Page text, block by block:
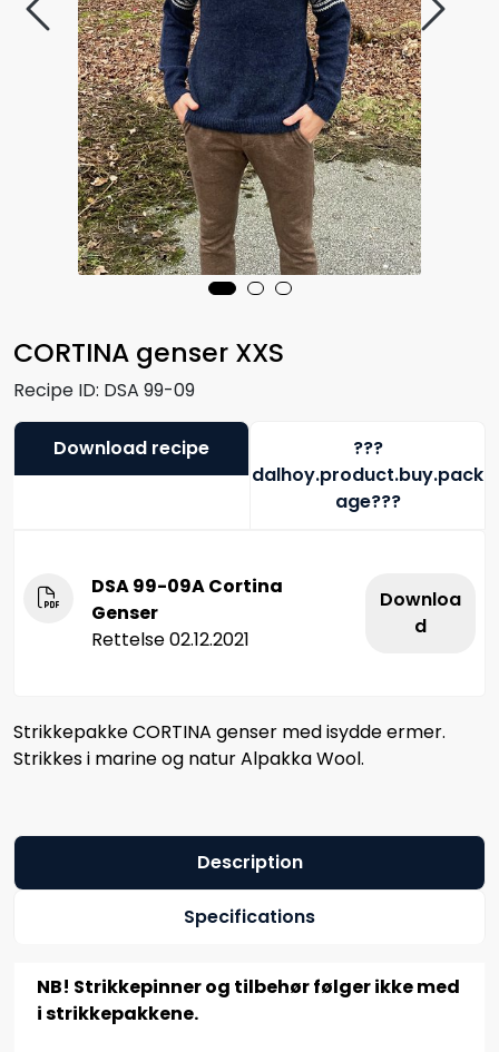
CORTINA genser XXS
Recipe ID: DSA 99-09
Download recipe
???
dalhoy.product.buy.pack
age???
DSA 99-09A Cortina
Genser
Rettelse 02.12.2021
Downloa
d
Strikkepakke CORTINA genser med isydde ermer.
Strikkes i marine og natur Alpakka Wool.
Description
Specifications
NB! Strikkepinner og tilbehør følger ikke med
i strikkepakkene.